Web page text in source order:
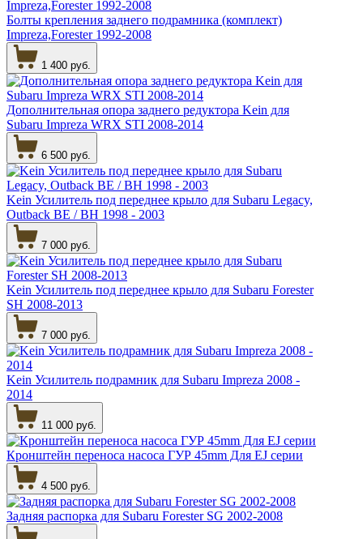
Болты крепления заднего подрамника (комплект)
Impreza,Forester 1992-2008
1 400 руб.
Дополнительная опора заднего редуктора Kein для
Subaru Impreza WRX STI 2008-2014
6 500 руб.
Kein Усилитель под переднее крыло для Subaru Legacy,
Outback BE / BH 1998 - 2003
7 000 руб.
Kein Усилитель под переднее крыло для Subaru Forester
SH 2008-2013
7 000 руб.
Kein Усилитель подрамник для Subaru Impreza 2008 -
2014
11 000 руб.
Кронштейн переноса насоса ГУР 45mm Для EJ серии
4 500 руб.
Задняя распорка для Subaru Forester SG 2002-2008